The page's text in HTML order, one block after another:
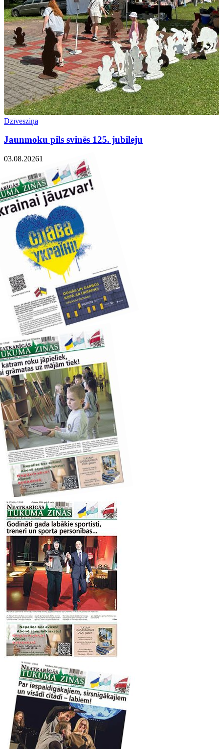
Dzīvesziņa
Jaunmoku pils svinēs 125. jubileju
03.08.20261